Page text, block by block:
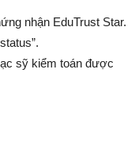
nhận EduTrust Star.
sỹ kiểm toán được